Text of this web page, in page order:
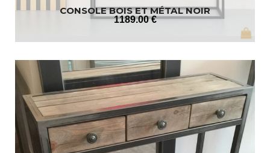
CONSOLE BOIS ET MÉTAL NOIR
1189.00 €